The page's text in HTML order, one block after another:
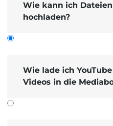
Wie kann ich
hochladen?
Wie lade ich
Videos in die